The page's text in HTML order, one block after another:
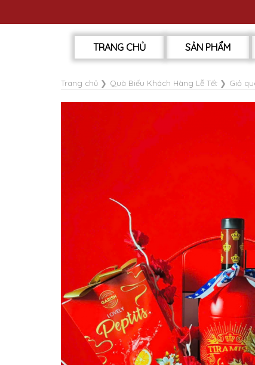
TRANG CHỦ SẢN PHẨM
Trang chủ ❯ Quà Biếu Khách Hàng Lễ Tết ❯ Giỏ